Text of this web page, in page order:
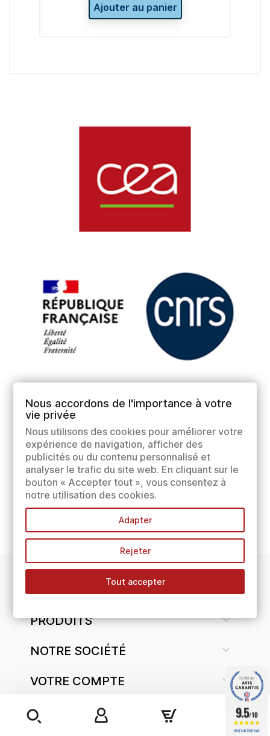
Ajouter au panier
INFORMATIONS
PRODUITS 
NOTRE SOCIÉTÉ 
VOTRE COMPTE 
Nous accordons de l'importance à votre
vie privée
Nous utilisons des cookies pour améliorer votre
expérience de navigation, afficher des
publicités ou du contenu personnalisé et
analyser le trafic du site web. En cliquant sur le
bouton « Accepter tout », vous consentez à
notre utilisation des cookies.
Adapter
Rejeter
Tout accepter
9.5/10
BASÉ SUR 2858 AVIS